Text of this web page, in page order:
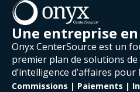
Une entreprise
Onyx CenterSource est un
premier plan de solutions
d’intelligence d’affaires
Commissions | Paiements |